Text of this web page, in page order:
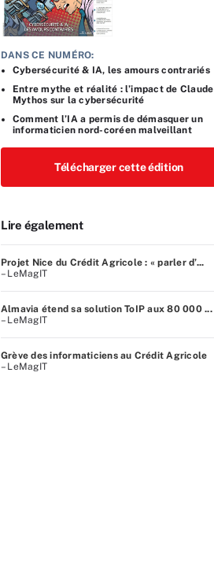
DANS CE NUMÉRO:
Cybersécurité & IA, les amours contrariés
Entre mythe et réalité : l’impact de Claude
Mythos sur la cybersécurité
Comment l’IA a permis de démasquer un
informaticien nord-coréen malveillant
Télécharger cette édition
Lire également
Projet Nice du Crédit Agricole : « parler d’...
– LeMagIT
Almavia étend sa solution ToIP aux 80 000 ...
– LeMagIT
Grève des informaticiens au Crédit Agricole
– LeMagIT